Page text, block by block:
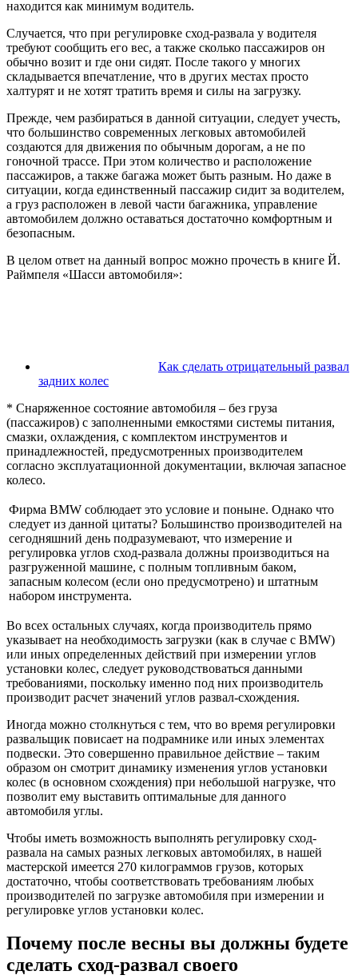
находится как минимум водитель.
Случается, что при регулировке сход-развала у водителя
требуют сообщить его вес, а также сколько пассажиров он
обычно возит и где они сидят. После такого у многих
складывается впечатление, что в других местах просто
халтурят и не хотят тратить время и силы на загрузку.
Прежде, чем разбираться в данной ситуации, следует учесть,
что большинство современных легковых автомобилей
создаются для движения по обычным дорогам, а не по
гоночной трассе. При этом количество и расположение
пассажиров, а также багажа может быть разным. Но даже в
ситуации, когда единственный пассажир сидит за водителем,
а груз расположен в левой части багажника, управление
автомобилем должно оставаться достаточно комфортным и
безопасным.
В целом ответ на данный вопрос можно прочесть в книге Й.
Раймпеля «Шасси автомобиля»:
Как сделать отрицательный развал
задних колес
* Снаряженное состояние автомобиля – без груза
(пассажиров) с заполненными емкостями системы питания,
смазки, охлаждения, с комплектом инструментов и
принадлежностей, предусмотренных производителем
согласно эксплуатационной документации, включая запасное
колесо.
Фирма BMW соблюдает это условие и поныне. Однако что
следует из данной цитаты? Большинство производителей на
сегодняшний день подразумевают, что измерение и
регулировка углов сход-развала должны производиться на
разгруженной машине, с полным топливным баком,
запасным колесом (если оно предусмотрено) и штатным
набором инструмента.
Во всех остальных случаях, когда производитель прямо
указывает на необходимость загрузки (как в случае с BMW)
или иных определенных действий при измерении углов
установки колес, следует руководствоваться данными
требованиями, поскольку именно под них производитель
производит расчет значений углов развал-схождения.
Иногда можно столкнуться с тем, что во время регулировки
развальщик повисает на подрамнике или иных элементах
подвески. Это совершенно правильное действие – таким
образом он смотрит динамику изменения углов установки
колес (в основном схождения) при небольшой нагрузке, что
позволит ему выставить оптимальные для данного
автомобиля углы.
Чтобы иметь возможность выполнять регулировку сход-
развала на самых разных легковых автомобилях, в нашей
мастерской имеется 270 килограммов грузов, которых
достаточно, чтобы соответствовать требованиям любых
производителей по загрузке автомобиля при измерении и
регулировке углов установки колес.
Почему после весны вы должны будете
сделать сход-развал своего